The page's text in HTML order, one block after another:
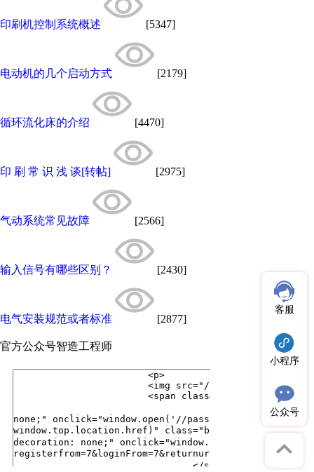
印刷机控制系统概述 [5347]
电动机的几个启动方式 [2179]
循环流化床的介绍 [4470]
印 刷 常 识 浅 谈[转帖] [2975]
气动系统常见故障 [2566]
输入信号有哪些区别？ [2430]
电气安装规范或者标准 [2877]
官方公众号智造工程师
客服
小程序
公众号